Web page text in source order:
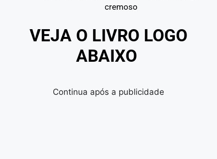
cremoso
VEJA O LIVRO LOGO
ABAIXO
Continua após a publicidade